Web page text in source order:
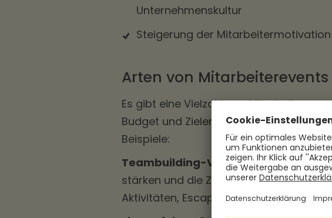
Unternehmenskultur
Steigerung der
Arten von Mitarbeiterevents
Es gibt eine Vielzahl von
Budget und Zielen des Events
Beispiele:
Teambuilding-Veranstaltungen:
stärken und die Zusammenarbeit zu
Aktivitäten, Escape-Room-